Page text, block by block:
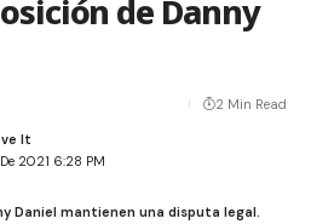
de Danny
2021 6:28 PM
2 Min Read
Daniel mantienen una disputa legal.